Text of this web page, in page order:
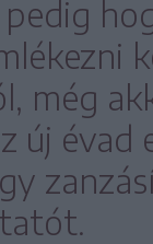
még
új évad